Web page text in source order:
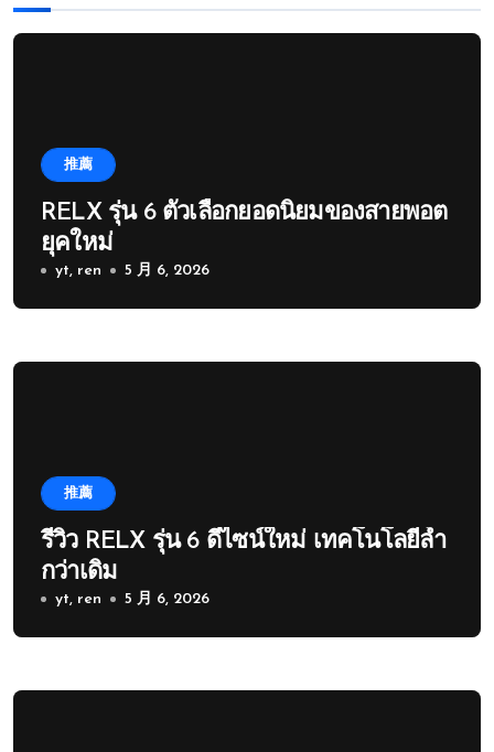
推薦
RELX รุ่น 6 ตัวเลือกยอดนิยมของสายพอต
ยุคใหม่
yt, ren 5 月 6, 2026
推薦
รีวิว RELX รุ่น 6 ดีไซน์ใหม่ เทคโนโลยีล้ำ
กว่าเดิม
yt, ren 5 月 6, 2026